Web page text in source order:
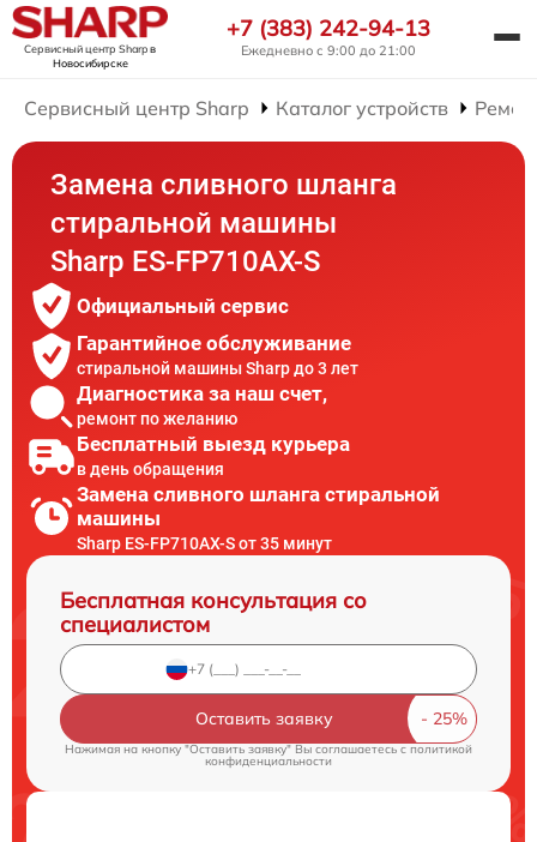
Сервисный центр Sharpв
Новосибирске
+7 (383) 242-94-13
Ежедневно с 9:00 до 21:00
Сервисный центр Sharp Каталог устройств
Замена сливного шланга
стиральной машины
Sharp ES-FP710AX-S
Официальный сервис
Гарантийное обслуживание
стиральной машины Sharp до 3 лет
Диагностика за наш счет,
ремонт по желанию
Бесплатный выезд курьера
в день обращения
Замена сливного шланга стиральной
машины
Sharp ES-FP710AX-S от 35 минут
Бесплатная консультация со
специалистом
Оставить заявку
Нажимая на кнопку "Оставить заявку" Вы соглашаетесь cполитикой
конфиденциальности